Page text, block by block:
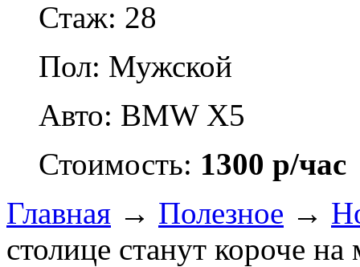
Стаж: 28
Пол: Мужской
Авто: BMW X5
Стоимость: 1300 р/час
Главная → Полезное →
столице станут короче на